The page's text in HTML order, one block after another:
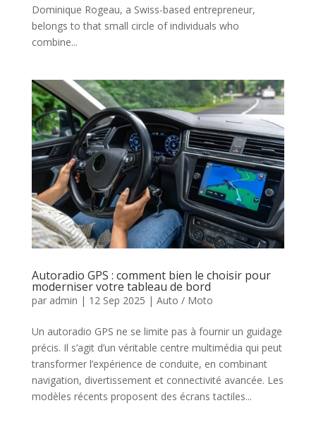
Dominique Rogeau, a Swiss-based entrepreneur,
belongs to that small circle of individuals who
combine...
Autoradio GPS : comment bien le choisir pour
moderniser votre tableau de bord
par admin | 12 Sep 2025 | Auto / Moto
Un autoradio GPS ne se limite pas à fournir un guidage
précis. Il s’agit d’un véritable centre multimédia qui peut
transformer l’expérience de conduite, en combinant
navigation, divertissement et connectivité avancée. Les
modèles récents proposent des écrans tactiles...